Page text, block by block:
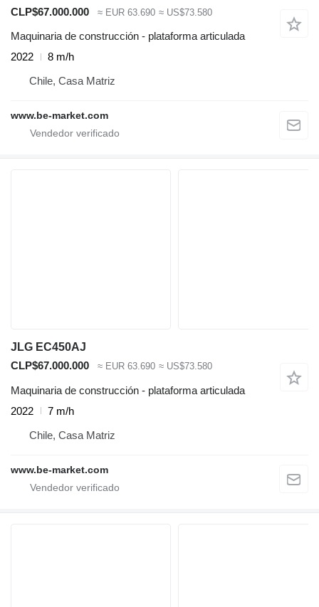
CLP$67.000.000
≈ EUR 63.690 ≈ US$73.580
Maquinaria de construcción - plataforma articulada
2022
8 m/h
Chile, Casa Matriz
www.be-market.com
JLG EC450AJ
CLP$67.000.000
≈ EUR 63.690 ≈ US$73.580
Maquinaria de construcción - plataforma articulada
2022
7 m/h
Chile, Casa Matriz
www.be-market.com